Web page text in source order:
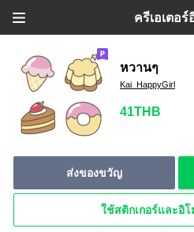
ครีเอเตอร์
หวานๆ
Kai_HappyGirl
41THB
ส่งของขวัญ
ใช้สติกเกอร์และอิ